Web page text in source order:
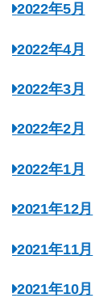
2022年5月
2022年4月
2022年3月
2022年2月
2022年1月
2021年12月
2021年11月
2021年10月